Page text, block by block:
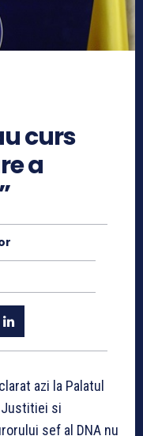
curs
a
azi la Palatul
si
sef al DNA nu